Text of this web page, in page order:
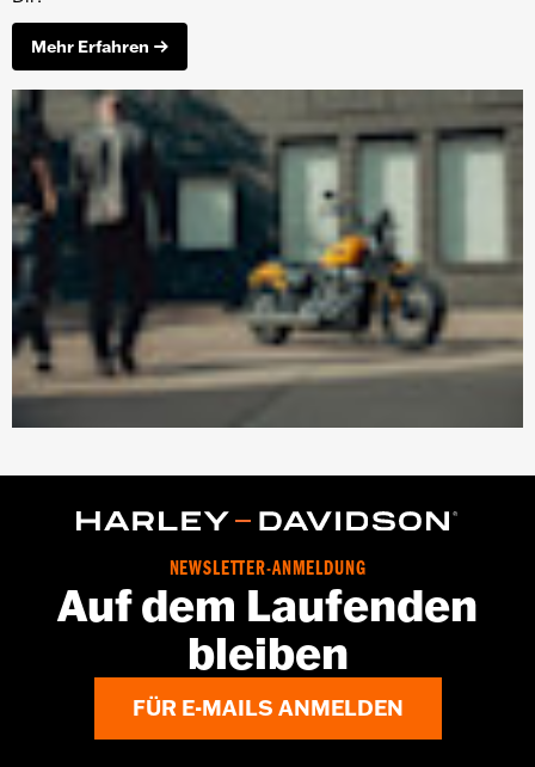
Mehr Erfahren
NEWSLETTER-ANMELDUNG
Auf dem Laufenden
bleiben
FÜR E-MAILS ANMELDEN